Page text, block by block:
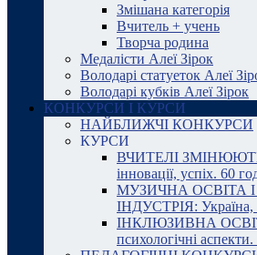
Змішана категорія
Вчитель + учень
Творча родина
Медалісти Алеї Зірок
Володарі статуеток Алеї
Володарі кубків Алеї Зірок
КОНКУРСИ І КУРСИ
НАЙБЛИЖЧІ КОНКУРСИ
КУРСИ
ВЧИТЕЛІ ЗМІНЮЮТЬ
інновації, успіх. 60
МУЗИЧНА ОСВІТА
ІНДУСТРІЯ: Україна,
ІНКЛЮЗИВНА
психологічні